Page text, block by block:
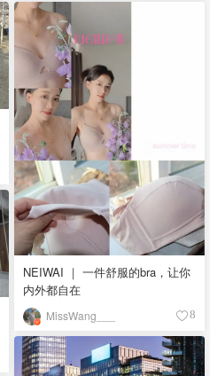
NEIWAI ｜ 一件舒服的bra，让你
内外都自在
MissWang___ 8